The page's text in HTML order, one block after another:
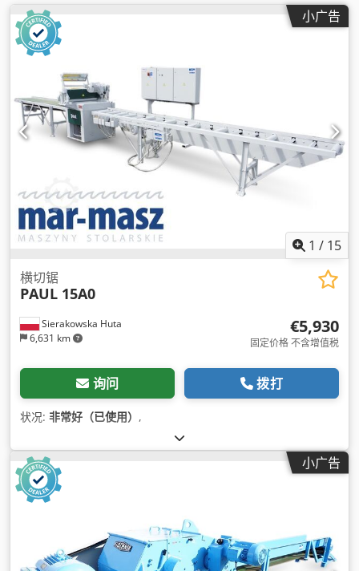
小广告
1 / 15
Sierakowska Huta
6,631 km
横切锯
PAUL 15A0
€5,930
固定价格 不含增值税
询问 拨打
状况: 非常好（已使用） ,
小广告